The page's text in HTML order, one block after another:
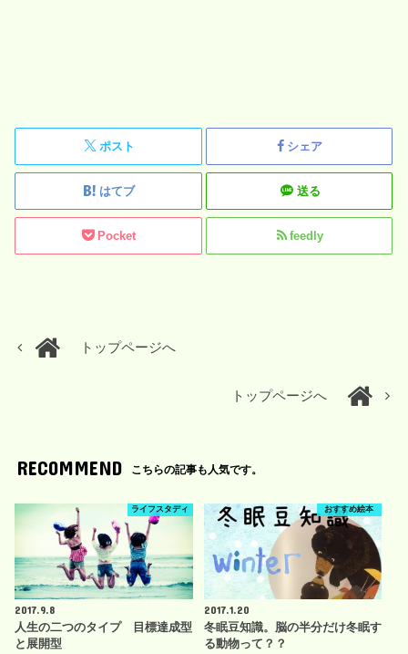
ポスト シェア
はてブ 送る
Pocket feedly
トップページへ
トップページへ
RECOMMEND こちらの記事も人気です。
ライフスタディ
2017.9.8
人生の二つのタイプ 目標達成型
と展開型
おすすめ絵本
2017.1.20
冬眠豆知識。脳の半分だけ冬眠す
る動物って？？